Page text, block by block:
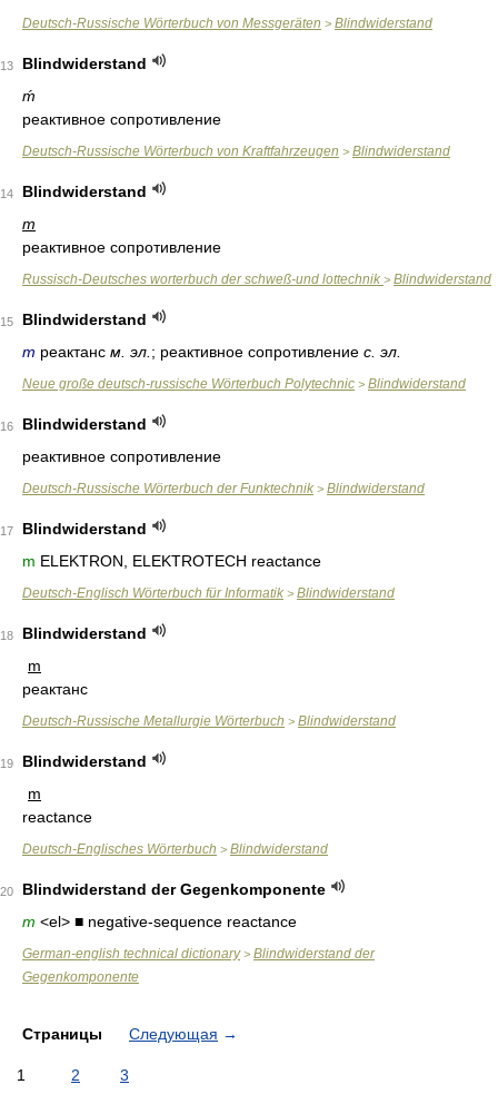
Deutsch-Russische Wörterbuch von Messgeräten > Blindwiderstand
13
Blindwiderstand
ḿ
реактивное сопротивление
Deutsch-Russische Wörterbuch von Kraftfahrzeugen > Blindwiderstand
14
Blindwiderstand
m
реактивное сопротивление
Russisch-Deutsches worterbuch der schweß-und lottechnik > Blindwiderstand
15
Blindwiderstand
m реактанс м. эл. ; реактивное сопротивление с. эл.
Neue große deutsch-russische Wörterbuch Polytechnic > Blindwiderstand
16
Blindwiderstand
реактивное сопротивление
Deutsch-Russische Wörterbuch der Funktechnik > Blindwiderstand
17
Blindwiderstand
m ELEKTRON, ELEKTROTECH reactance
Deutsch-Englisch Wörterbuch für Informatik > Blindwiderstand
18
Blindwiderstand
m
реактанс
Deutsch-Russische Metallurgie Wörterbuch > Blindwiderstand
19
Blindwiderstand
m
reactance
Deutsch-Englisches Wörterbuch > Blindwiderstand
20
Blindwiderstand der Gegenkomponente
m <el> ■ negative-sequence reactance
German-english technical dictionary> Blindwiderstand der
Gegenkomponente
Страницы Следующая →
1 2 3